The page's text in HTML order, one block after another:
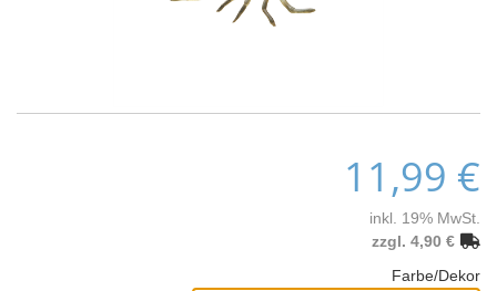
11,99 €
inkl. 19% MwSt.
zzgl. 4,90 €
Farbe/Dekor